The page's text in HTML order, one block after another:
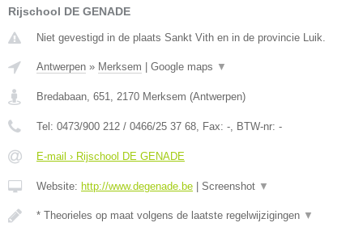
Rijschool DE GENADE
Niet gevestigd in de plaats Sankt Vith en in de provincie Luik.
Antwerpen » Merksem Google maps ▼
Bredabaan, 651, 2170 Merksem (Antwerpen)
Tel: 0473/900 212 / 0466/25 37 68, Fax: -, BTW-nr: -
E-mail › Rijschool DE GENADE
Website: http://www.degenade.be Screenshot ▼
* Theorieles op maat volgens de laatste regelwijzigingen ▼